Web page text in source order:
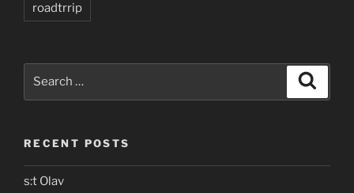
roadtrrip
RECENT POSTS
s:t Olav